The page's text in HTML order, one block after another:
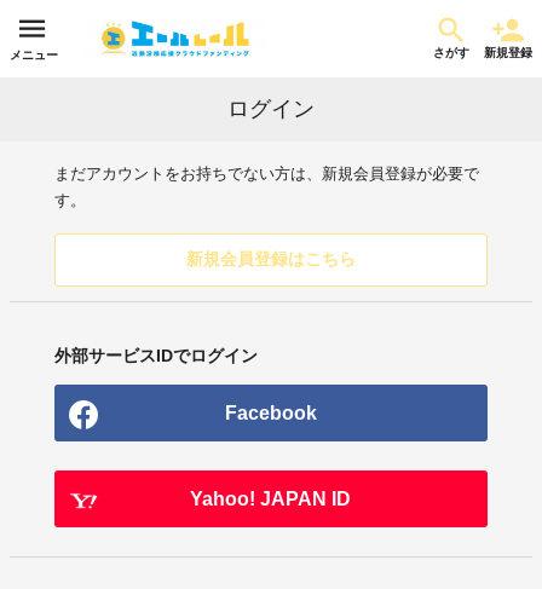
メニュー さがす 新規登録
ログイン
まだアカウントをお持ちでない方は、新規会員登録が必要で
す。
新規会員登録はこちら
外部サービスIDでログイン
Facebook
Yahoo! JAPAN ID